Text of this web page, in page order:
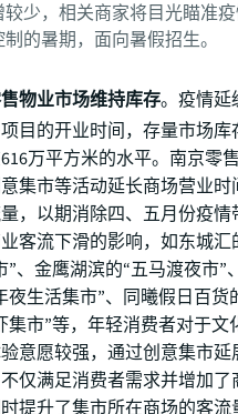
较少，相关商家将目光瞄准
的暑期，面向暑假招生。
物业市场维持库存。疫情延
目的开业时间，存量市场库
万平方米的水平。南京零
集市等活动延长商场营业时
，以期消除四、五月份疫情
客流下滑的影响，如东城汇
”、金鹰湖滨的“五马渡夜市”
夜生活集市”、同曦假日百货
集市”等，年轻消费者对于文
意愿较强，通过创意集市延
仅满足消费者需求并增加了
提升了集市所在商场的客流